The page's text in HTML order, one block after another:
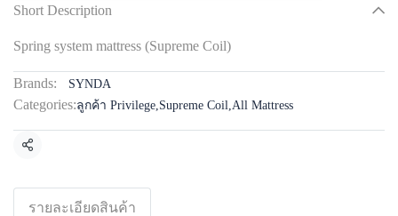
Short Description
Spring system mattress (Supreme Coil)
Brands: SYNDA
Categories:ลูกค้า Privilege,Supreme Coil,All Mattress
Share
รายละเอียดสินค้า